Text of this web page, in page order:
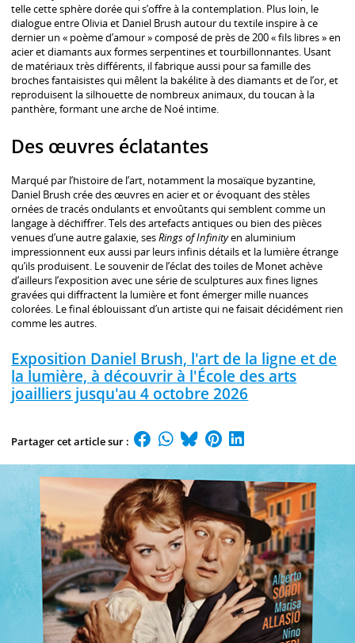
telle cette sphère dorée qui s’offre à la contemplation. Plus loin, le
dialogue entre Olivia et Daniel Brush autour du textile inspire à ce
dernier un « poème d’amour » composé de près de 200 « fils libres » en
acier et diamants aux formes serpentines et tourbillonnantes. Usant
de matériaux très différents, il fabrique aussi pour sa famille des
broches fantaisistes qui mêlent la bakélite à des diamants et de l’or, et
reproduisent la silhouette de nombreux animaux, du toucan à la
panthère, formant une arche de Noé intime.
Des œuvres éclatantes
Marqué par l’histoire de l’art, notamment la mosaïque byzantine,
Daniel Brush crée des œuvres en acier et or évoquant des stèles
ornées de tracés ondulants et envoûtants qui semblent comme un
langage à déchiffrer. Tels des artefacts antiques ou bien des pièces
venues d’une autre galaxie, sesRings of Infinityen aluminium
impressionnent eux aussi par leurs infinis détails et la lumière étrange
qu’ils produisent. Le souvenir de l’éclat des toiles de Monet achève
d’ailleurs l’exposition avec une série de sculptures aux fines lignes
gravées qui diffractent la lumière et font émerger mille nuances
colorées. Le final éblouissant d’un artiste qui ne faisait décidément rien
comme les autres.
Exposition Daniel Brush, l'art de la ligne et de
la lumière, à découvrir à l'École des arts
joailliers jusqu'au 4 octobre 2026
Partager cet article sur :